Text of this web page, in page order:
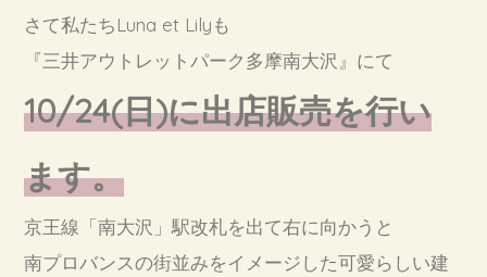
さて私たちLuna et Lilyも
『三井アウトレットパーク多摩南大沢』にて
10/24(日)に出店販売を行い
ます。
京王線「南大沢」駅改札を出て右に向かうと
南プロバンスの街並みをイメージした可愛らしい建